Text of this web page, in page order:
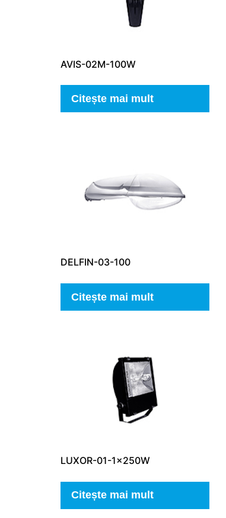
AVIS-02M-100W
Citește mai mult
DELFIN-03-100
Citește mai mult
LUXOR-01-1x250W
Citește mai mult